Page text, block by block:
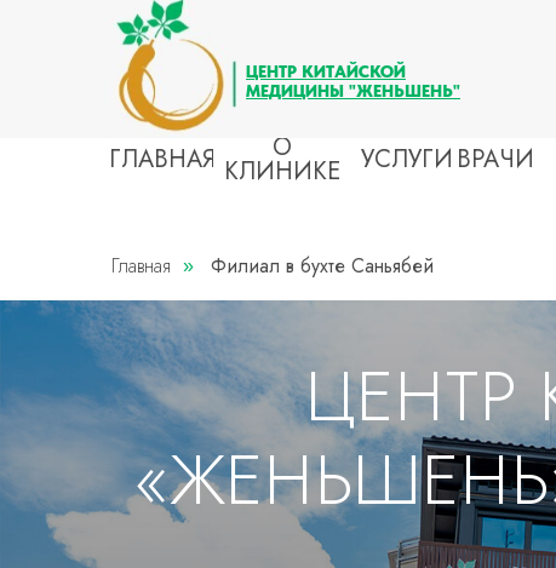
ЦЕНТР КИТАЙСКОЙ
МЕДИЦИНЫ "ЖЕНЬШЕНЬ"
ГЛАВНАЯ О
КЛИНИКЕ УСЛУГИ ВРАЧИ
СТОМАТОЛОГИЯ
Лечение
Протезирование
Грыжа
АУТОИММУННЫЕ ЗАБОЛЕВАНИЯ
Сахарный диабет
Ожирение
Псориаз
Варикоз
ВСЕ УСЛУГИ
Главная » Филиал в бухте Саньябей